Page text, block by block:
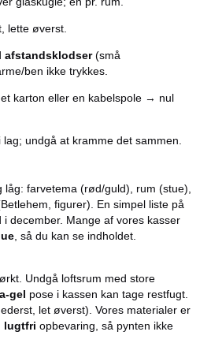
lette øverst.
afstandsklodser(små
ben ikke trykkes.
et karton eller en kabelspole → nul
undgå at kramme det sammen.
farvetema (rød/guld), rum (stue),
figurer). En simpel liste på
december. Mange af vores kasser
, så du kan se indholdet.
Undgå loftsrum med store
gel pose i kassen kan tage restfugt.
let øverst). Vores materialer er
lugtfri opbevaring, så pynten ikke